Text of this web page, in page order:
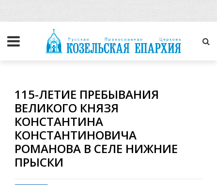
115-ЛЕТИЕ ПРЕБЫВАНИЯ
ВЕЛИКОГО КНЯЗЯ
КОНСТАНТИНА
КОНСТАНТИНОВИЧА
РОМАНОВА В СЕЛЕ НИЖНИЕ
ПРЫСКИ